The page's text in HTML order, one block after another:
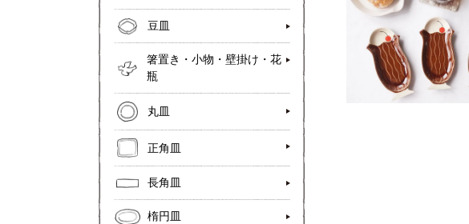
ニ３ コーヒーフロ
皿
1,600円(税込
豆皿
箸置き・小物・壁掛け・花
瓶
丸皿
正角皿
長角皿
楕円皿